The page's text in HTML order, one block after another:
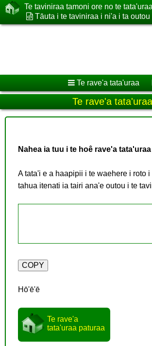
Te taviniraa tamoni ore no te
Tāuta i te taviniraa i ni'a i ta
Te rave'a tata'uraa
Te rave'a
Nahea ia tuu i te hoê rave'a
A tata'i e a haapipii i te waehere i roto
tahua itenati ia tairi ana'e outou i te
Hō'ē'ē
Te rave'a
tata'uraa paturaa